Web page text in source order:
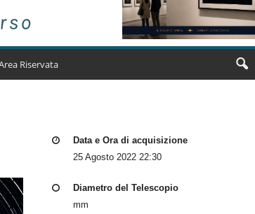
Riservata
Data e Ora di acquisizione
25 Agosto 2022 22:30
Diametro del Telescopio
mm